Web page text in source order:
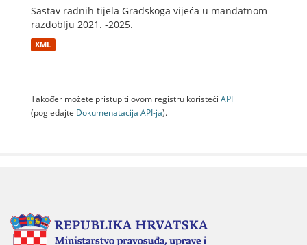
Sastav radnih tijela Gradskoga vijeća u mandatnom
razdoblju 2021. -2025.
XML
Također možete pristupiti ovom registru koristeći API
(pogledajte Dokumenаtаcijа API-jа).